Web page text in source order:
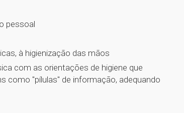
pessoal
à higienização das mãos
com as orientações de higiene que
como "pílulas" de informação, adequando